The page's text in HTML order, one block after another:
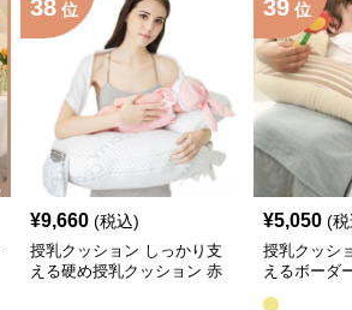
38 位
¥9,660 (税込)
授乳クッション しっかり支
える硬め授乳クッション 赤
39 位
¥5,050 (
授乳クッシ
えるボーダ